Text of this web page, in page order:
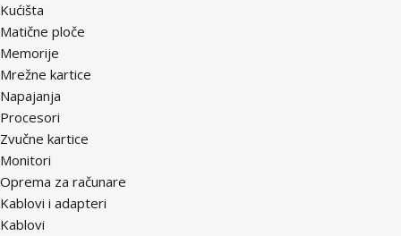
Kućišta
Matične ploče
Memorije
Mrežne kartice
Napajanja
Procesori
Zvučne kartice
Monitori
Oprema za računare
Kablovi i adapteri
Kablovi